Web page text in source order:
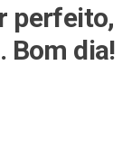
perfeito,
Bom dia!